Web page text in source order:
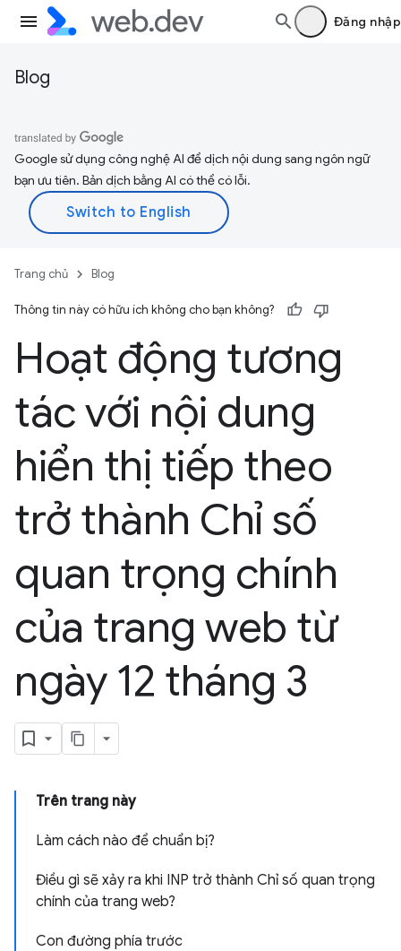
Đăng nhập
Blog
Google sử dụng công nghệ AI để dịch nội dung sang ngôn ngữ
bạn ưu tiên. Bản dịch bằng AI có thể có lỗi.
Trang chủ Blog
Thông tin này có hữu ích không cho bạn không?
Hoạt động tương
tác với nội dung
hiển thị tiếp theo
trở thành Chỉ số
quan trọng chính
của trang web từ
ngày 12 tháng 3
Trên trang này
Làm cách nào để chuẩn bị?
Điều gì sẽ xảy ra khi INP trở thành Chỉ số quan trọng
chính của trang web?
Con đường phía trước